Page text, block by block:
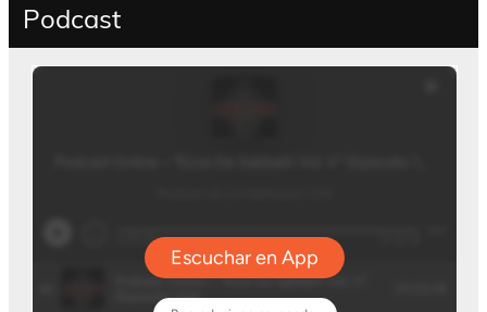
Podcast